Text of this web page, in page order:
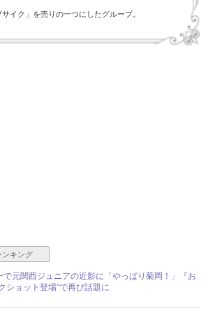
イク」を売りの一つにしたグループ。
ンキング
元関西ジュニアの近影に「やっぱり菊岡！」『お
ショット登場”で再び話題に